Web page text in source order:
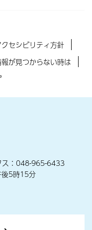
セシビリティ方針
が見つからない時は
：048-965-6433
後5時15分